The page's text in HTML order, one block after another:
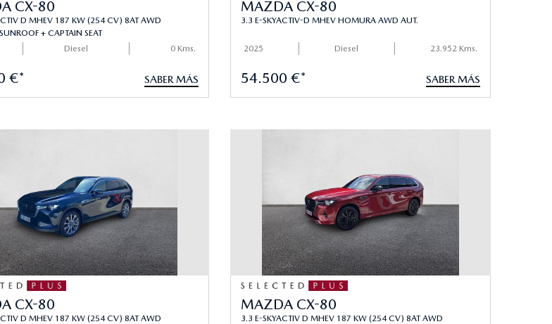
CX-80
D MHEV 187 KW (254 CV) 8AT AWD
+ CAPTAIN SEAT
Diesel 0 Kms.
€* SABER MÁS
MAZDA CX-80
3.3 E-SKYACTIV-D MHEV HOMURA AWD AUT.
2025 Diesel 23.952 Kms.
54.500 €* SABER MÁS
CX-80
D MHEV 187 KW (254 CV) 8AT AWD
MAZDA CX-80
3.3 E-SKYACTIV D MHEV 187 KW (254 CV) 8AT AWD